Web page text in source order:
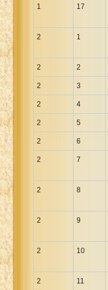
1 17
2 1
2 2
2 3
2 4
2 5
2 6
2 7
2 8
2 9
2 10
2 11